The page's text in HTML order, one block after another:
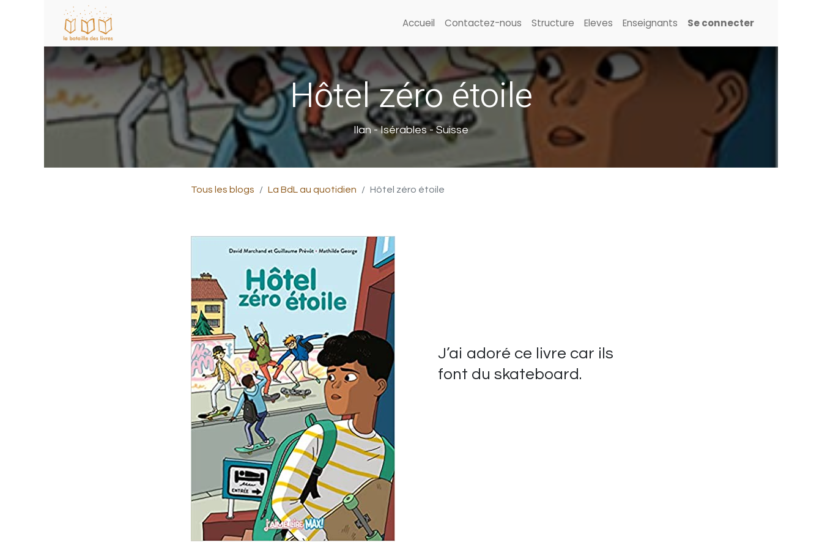
Accueil Contactez-nous Structure Eleves Enseignants Se connecter
Hôtel zéro étoile
Ilan - Isérables - Suisse
Tous les blogs La BdL au quotidien Hôtel zéro étoile
J’ai adoré ce livre car ils
font du skateboard.